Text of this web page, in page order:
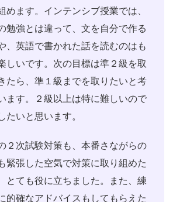
めます。インテンシブ授業では、
勉強とは違って、文を自分で作る
、英語で書かれた話を読むのはも
しいです。次の目標は準２級を取
たら、準１級までを取りたいと考
ます。２級以上は特に難しいので
たいと思います。
２次試験対策も、本番さながらの
緊張した空気で対策に取り組めた
とても役に立ちました。また、練
的確なアドバイスもしてもらえた